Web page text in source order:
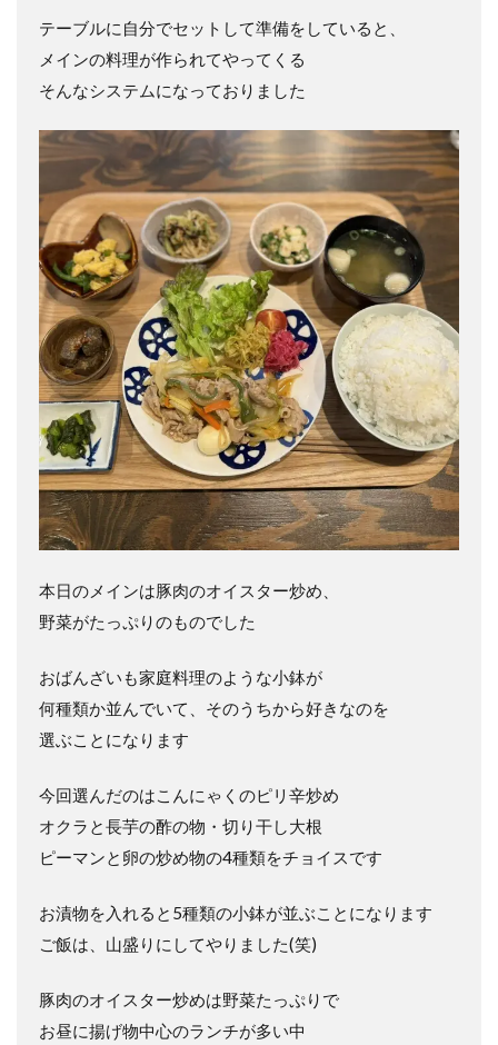
テーブルに自分でセットして準備をしていると、
メインの料理が作られてやってくる
そんなシステムになっておりました
本日のメインは豚肉のオイスター炒め、
野菜がたっぷりのものでした
おばんざいも家庭料理のような小鉢が
何種類か並んでいて、そのうちから好きなのを
選ぶことになります
今回選んだのはこんにゃくのピリ辛炒め
オクラと長芋の酢の物・切り干し大根
ピーマンと卵の炒め物の4種類をチョイスです
お漬物を入れると5種類の小鉢が並ぶことになります
ご飯は、山盛りにしてやりました(笑)
豚肉のオイスター炒めは野菜たっぷりで
お昼に揚げ物中心のランチが多い中